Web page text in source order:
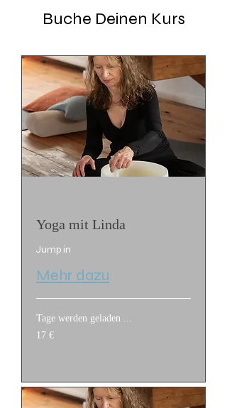
Buche Deinen Kurs
Yoga mit Linda
Jump in
Mehr dazu
Tage werden geladen ...
17
Euro
17 €